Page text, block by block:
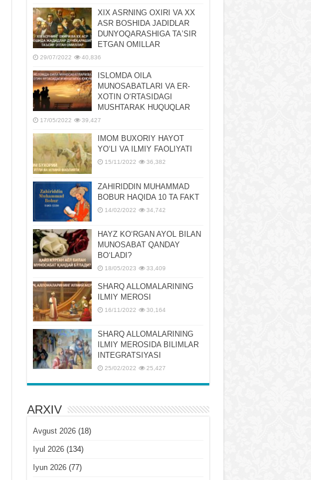
XIX ASRNING OXIRI VA XX
ASR BOSHIDA JADIDLAR
DUNYOQARASHIGA TAʼSIR
ETGAN OMILLAR
29/07/2022 40,836
ISLOMDA OILA
MUNOSABATLARI VA ER-
XOTIN OʻRTASIDAGI
MUSHTARAK HUQUQLAR
17/05/2022 39,427
IMOM BUXORIY HAYOT
YOʻLI VA ILMIY FAOLIYATI
15/11/2022 36,382
ZAHIRIDDIN MUHAMMAD
BOBUR HAQIDA 10 TA FAKT
14/02/2022 34,742
HAYZ KOʻRGAN AYOL BILAN
MUNOSABAT QANDAY
BOʻLADI?
18/05/2023 33,409
SHARQ ALLOMALARINING
ILMIY MEROSI
16/11/2022 30,164
SHARQ ALLOMALARINING
ILMIY MЕROSIDA BILIMLAR
INTЕGRATSIYASI
25/02/2022 25,427
ARXIV
Avgust 2026(18)
Iyul 2026(134)
Iyun 2026(77)